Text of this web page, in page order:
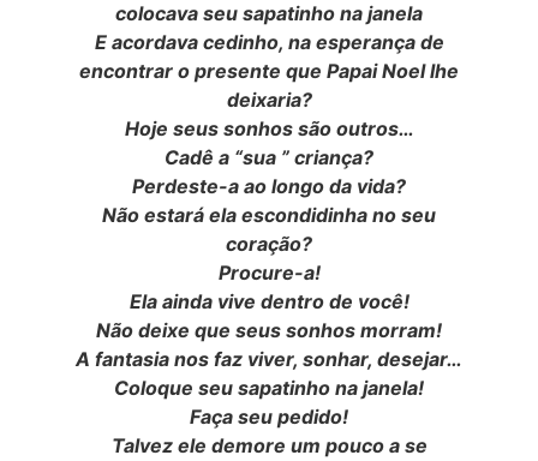
colocava seu sapatinho na janela
E acordava cedinho, na esperança de
encontrar o presente que Papai Noel lhe
deixaria?
Hoje seus sonhos são outros…
Cadê a “sua ” criança?
Perdeste-a ao longo da vida?
Não estará ela escondidinha no seu
coração?
Procure-a!
Ela ainda vive dentro de você!
Não deixe que seus sonhos morram!
A fantasia nos faz viver, sonhar, desejar…
Coloque seu sapatinho na janela!
Faça seu pedido!
Talvez ele demore um pouco a se